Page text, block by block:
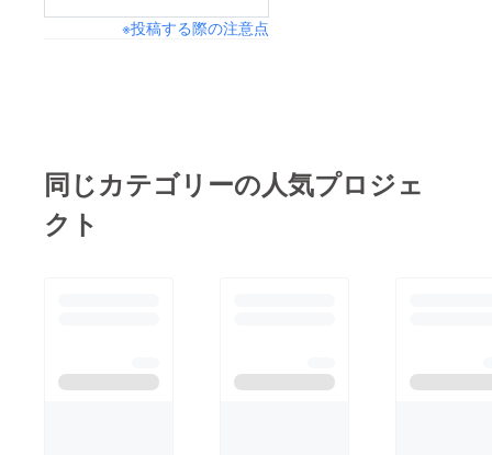
す。
※投稿する際の注意点
同じカテゴリーの人気プロジェ
クト